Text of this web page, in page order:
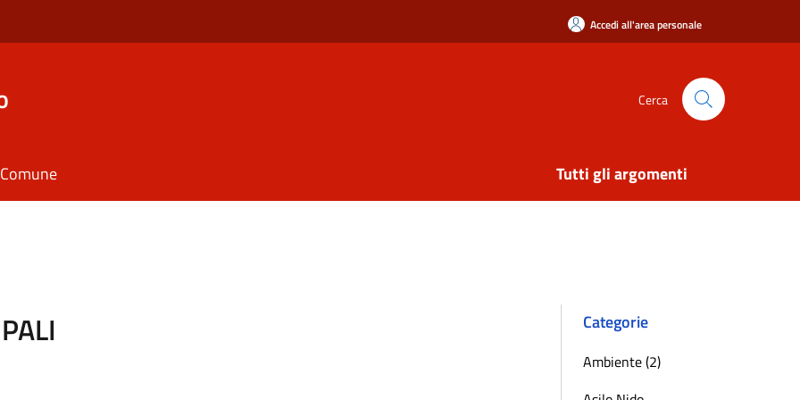
Accedi all'area personale
Cerca
Tutti gli argomenti
Categorie
Ambiente (2)